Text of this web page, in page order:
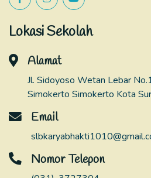
Lokasi Sekolah
Alamat
Jl. Sidoyoso Wetan Lebar
Simokerto Simokerto Kota
Email
Nomor Telepon